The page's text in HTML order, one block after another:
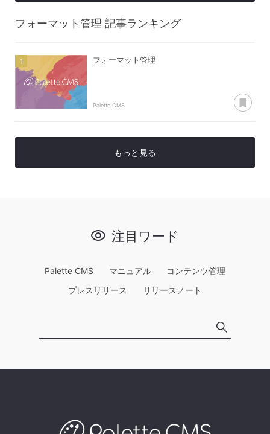
フォーマット管理 記事ランキング
フォーマット管理
Palette CMS
もっと見る
注目ワード
Palette CMS マニュアル
コンテンツ管理
プレスリリース
リリースノート